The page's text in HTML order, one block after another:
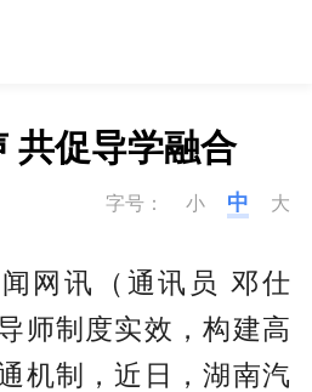
共促导学融合
字号： 小 中 大
网讯（通讯员 邓仕
师制度实效，构建高
机制，近日，湖南汽